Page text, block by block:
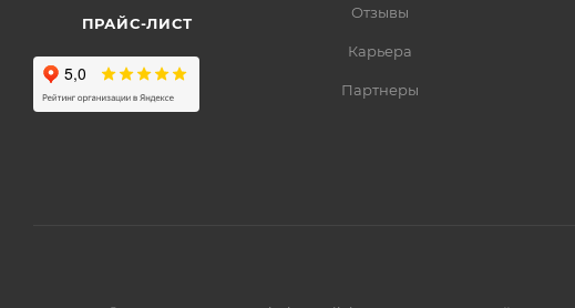
ПРАЙС-ЛИСТ
Отзывы
Карьера
Партнеры